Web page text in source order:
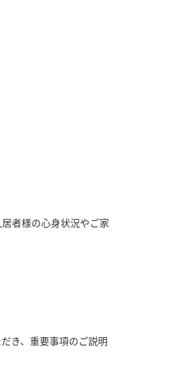
者様の心身状況やご家
き、重要事項のご説明